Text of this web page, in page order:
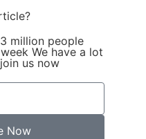
million people
We have a lot
us now
Now